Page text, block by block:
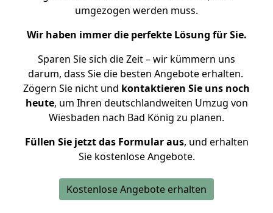
umgezogen werden muss.
Wir haben immer die perfekte Lösung für Sie.
Sparen Sie sich die Zeit – wir kümmern uns
darum, dass Sie die besten Angebote erhalten.
Zögern Sie nicht und kontaktieren Sie uns noch
heute, um Ihren deutschlandweiten Umzug von
Wiesbaden nach Bad König zu planen.
Füllen Sie jetzt das Formular aus, und erhalten
Sie kostenlose Angebote.
Kostenlose Angebote erhalten